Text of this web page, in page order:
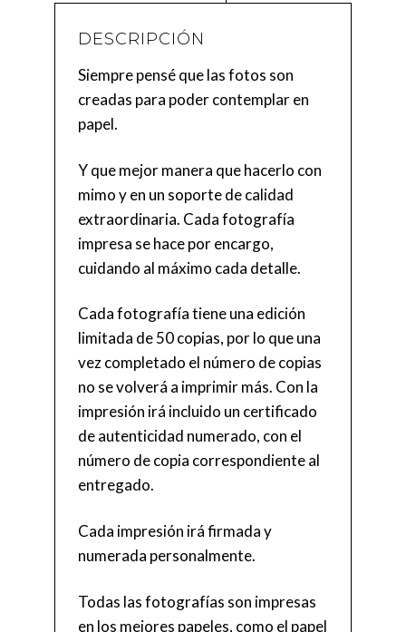
DESCRIPCIÓN
Siempre pensé que las fotos son
creadas para poder contemplar en
papel.
Y que mejor manera que hacerlo con
mimo y en un soporte de calidad
extraordinaria. Cada fotografía
impresa se hace por encargo,
cuidando al máximo cada detalle.
Cada fotografía tiene una edición
limitada de 50 copias, por lo que una
vez completado el número de copias
no se volverá a imprimir más. Con la
impresión irá incluido un certificado
de autenticidad numerado, con el
número de copia correspondiente al
entregado.
Cada impresión irá firmada y
numerada personalmente.
Todas las fotografías son impresas
en los mejores papeles, como el papel